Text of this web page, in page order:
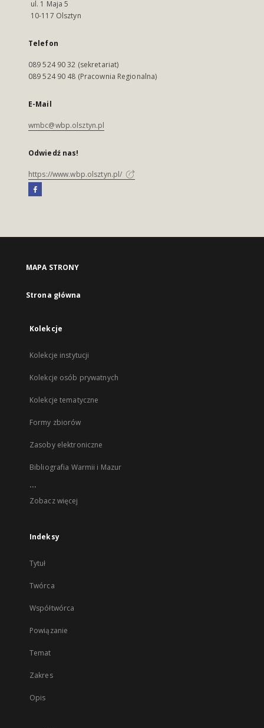
ul. 1 Maja 5
10-117 Olsztyn
Telefon
089 524 90 32 (sekretariat)
089 524 90 48 (Pracownia Regionalna)
E-Mail
wmbc@wbp.olsztyn.pl
Odwiedź nas!
https://www.wbp.olsztyn.pl/
MAPA STRONY
Strona główna
Kolekcje
Kolekcje instytucji
Kolekcje osób prywatnych
Kolekcje tematyczne
Formy zbiorów
Zasoby elektroniczne
Bibliografia Warmii i Mazur
...
Zobacz więcej
Indeksy
Tytuł
Twórca
Współtwórca
Powiązanie
Temat
Zakres
Opis